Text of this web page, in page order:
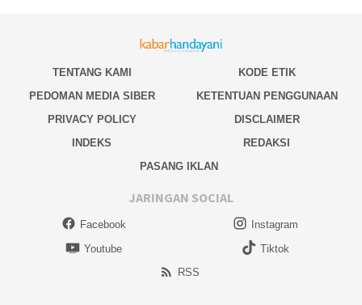
TENTANG KAMI
KODE ETIK
PEDOMAN MEDIA SIBER
KETENTUAN PENGGUNAAN
PRIVACY POLICY
DISCLAIMER
INDEKS
REDAKSI
PASANG IKLAN
JARINGAN SOCIAL
Facebook
Instagram
Youtube
Tiktok
RSS